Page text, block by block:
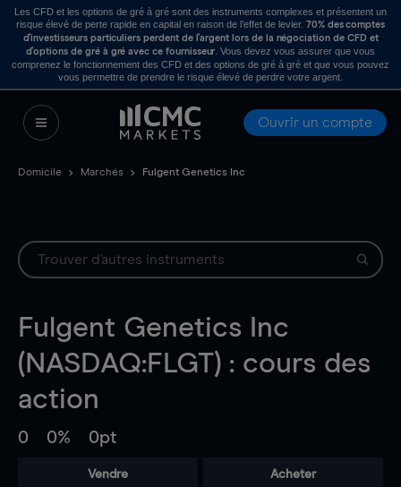
Les CFD et les options de gré à gré sont des instruments complexes et présentent un
risque élevé de perte rapide en capital en raison de l’effet de levier. 70% des comptes
d’investisseurs particuliers perdent de l’argent lors de la négociation de CFD et
d’options de gré à gré avec ce fournisseur . Vous devez vous assurer que vous
comprenez le fonctionnement des CFD et des options de gré à gré et que vous pouvez
vous permettre de prendre le risque élevé de perdre votre argent.
Ouvrir un compte
Domicile Marchés Fulgent Genetics Inc
Fulgent Genetics Inc
(NASDAQ:FLGT) : cours des
action
0 0% 0pt
Vendre Acheter